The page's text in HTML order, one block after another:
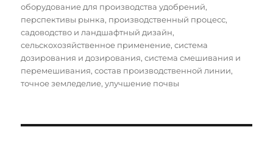
оборудование для производства удобрений,
перспективы рынка, производственный процесс,
садоводство и ландшафтный дизайн,
сельскохозяйственное применение,система
дозирования и дозирования,система смешивания и
перемешивания,состав производственной линии,
точное земледелие,улучшение почвы